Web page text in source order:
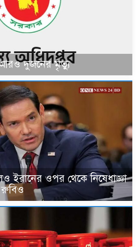
আরও দুজনের মৃত্যু
ইরানের ওপর থেকে নিষেধাজ্ঞা
রুবিও